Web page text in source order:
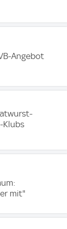
Angebot
Klubs
mit"